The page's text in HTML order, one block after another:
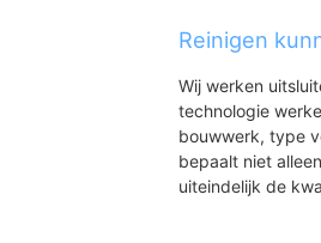
Reinigen
Wij werken
technologie
bouwwerk, type
bepaalt niet
uiteindelijk de